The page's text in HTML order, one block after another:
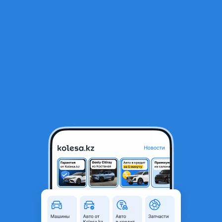
Моторчик печки
Шымкент, Туркестанская